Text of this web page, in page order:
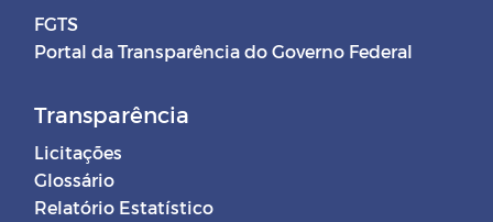
FGTS
Portal da Transparência do Governo Federal
Transparência
Licitações
Glossário
Relatório Estatístico